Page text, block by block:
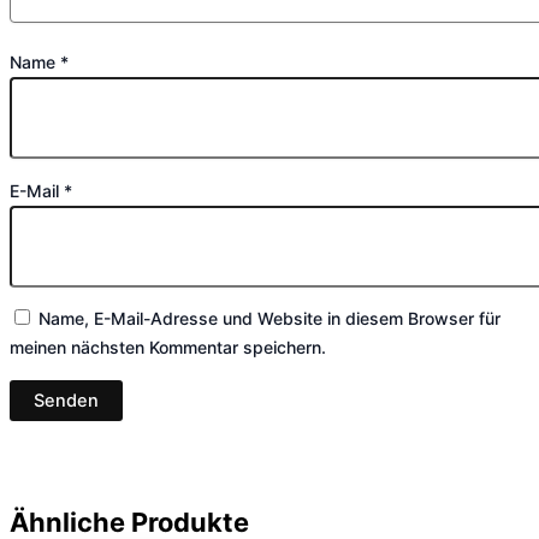
Name *
E-Mail *
Name, E-Mail-Adresse und Website in diesem Browser für
meinen nächsten Kommentar speichern.
Ähnliche Produkte